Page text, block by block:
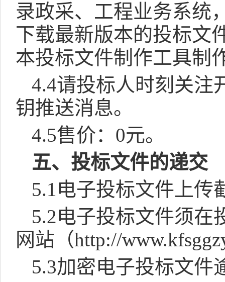
录政采、工程业务系统
下载最新版本的投标文
本投标文件制作工具制
4.4请投标人时刻关注
钥推送消息。
4.5售价： 0元。
五、投标文件的递交
5.1 电子投标文件上传
5.2电子投标文件须在
网站（http://
5.3加密电子投标文件